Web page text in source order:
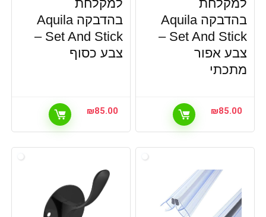
למקלחת
בהדבקה Aquila
Set And Stick –
צבע אפור
מתכתי
₪85.00
למקלחת
בהדבקה Aquila
Set And Stick –
צבע כסוף
₪85.00